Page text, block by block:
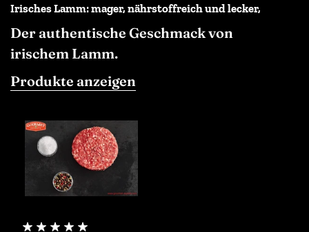
Irisches Lamm: mager, nährstoffreich und lecker,
Der authentische Geschmack von
irischem Lamm.
Produkte anzeigen